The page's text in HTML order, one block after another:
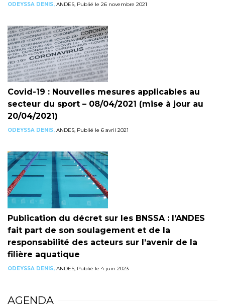
ODEYSSA DENIS, ANDES, Publié le 26 novembre 2021
Covid-19 : Nouvelles mesures applicables au
secteur du sport – 08/04/2021 (mise à jour au
20/04/2021)
ODEYSSA DENIS, ANDES, Publié le 6 avril 2021
Publication du décret sur les BNSSA : l’ANDES
fait part de son soulagement et de la
responsabilité des acteurs sur l’avenir de la
filière aquatique
ODEYSSA DENIS, ANDES, Publié le 4 juin 2023
AGENDA